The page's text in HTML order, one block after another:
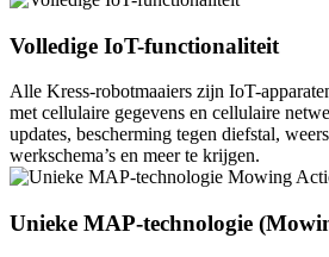
Volledige IoT-functionaliteit
Alle Kress-robotmaaiers zijn IoT-
met cellulaire gegevens en cellulaire
updates, bescherming tegen diefstal,
werkschema’s en meer te krijgen.
Unieke MAP-technologie